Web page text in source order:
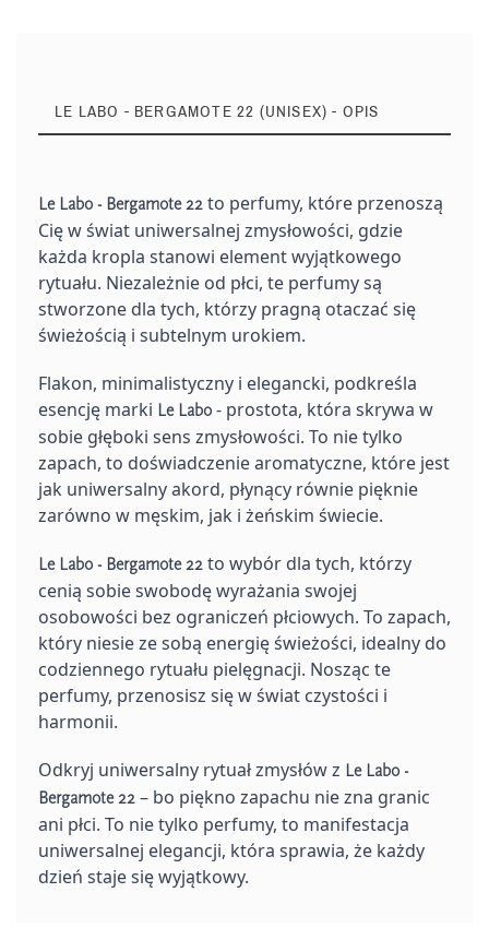
LE LABO - BERGAMOTE 22 (UNISEX) - OPIS
Le Labo - Bergamote 22 to perfumy, które przenoszą
Cię w świat uniwersalnej zmysłowości, gdzie
każda kropla stanowi element wyjątkowego
rytuału. Niezależnie od płci, te perfumy są
stworzone dla tych, którzy pragną otaczać się
świeżością i subtelnym urokiem.
Flakon, minimalistyczny i elegancki, podkreśla
esencję marki Le Labo - prostota, która skrywa w
sobie głęboki sens zmysłowości. To nie tylko
zapach, to doświadczenie aromatyczne, które jest
jak uniwersalny akord, płynący równie pięknie
zarówno w męskim, jak i żeńskim świecie.
Le Labo - Bergamote 22 to wybór dla tych, którzy
cenią sobie swobodę wyrażania swojej
osobowości bez ograniczeń płciowych. To zapach,
który niesie ze sobą energię świeżości, idealny do
codziennego rytuału pielęgnacji. Nosząc te
perfumy, przenosisz się w świat czystości i
harmonii.
Odkryj uniwersalny rytuał zmysłów z Le Labo -
Bergamote 22 – bo piękno zapachu nie zna granic
ani płci. To nie tylko perfumy, to manifestacja
uniwersalnej elegancji, która sprawia, że każdy
dzień staje się wyjątkowy.